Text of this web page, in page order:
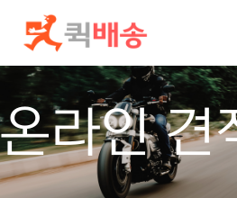
건너뛰기
온라인 견